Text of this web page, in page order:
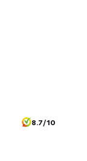
8.7/10